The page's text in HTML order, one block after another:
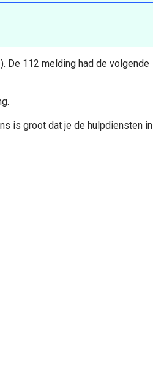
De 112 melding had de volgende
is groot dat je de hulpdiensten in